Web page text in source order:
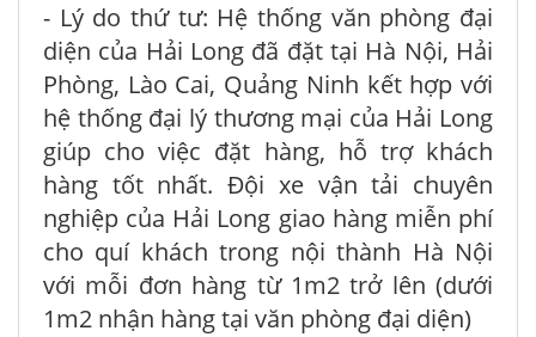
- Lý do thứ tư: Hệ thống văn phòng đại
diện của Hải Long đã đặt tại Hà Nội, Hải
Phòng, Lào Cai, Quảng Ninh kết hợp với
hệ thống đại lý thương mại của Hải Long
giúp cho việc đặt hàng, hỗ trợ khách
hàng tốt nhất. Đội xe vận tải chuyên
nghiệp của Hải Long giao hàng miễn phí
cho quí khách trong nội thành Hà Nội
với mỗi đơn hàng từ 1m2 trở lên (dưới
1m2 nhận hàng tại văn phòng đại diện)